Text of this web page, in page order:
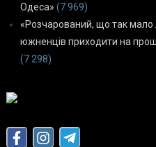
Одеса» (7 969)
«Розчарований, що так
южненців приходити на
(7 298)